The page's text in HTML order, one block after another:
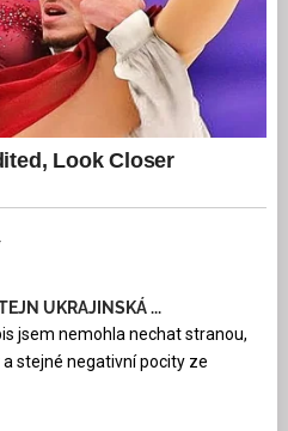
UKRAJINSKÁ ...
jsem nemohla nechat stranou,
stejné negativní pocity ze